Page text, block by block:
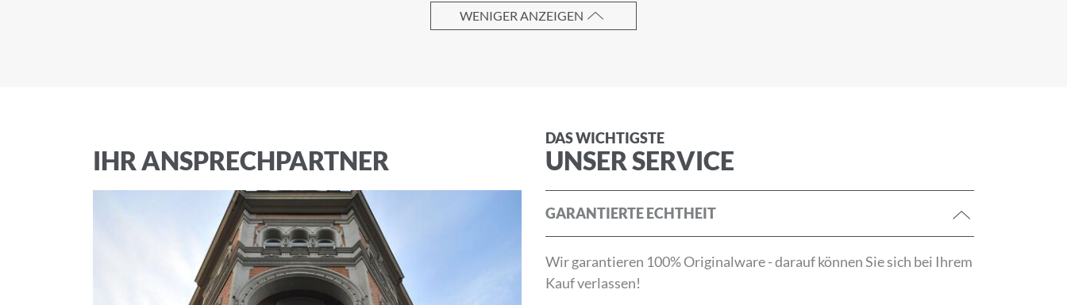
WENIGER ANZEIGEN
IHR ANSPRECHPARTNER
DAS WICHTIGSTE
UNSER SERVICE
GARANTIERTE ECHTHEIT
Wir garantieren 100% Originalware - darauf können Sie sich bei Ihrem
Kauf verlassen!
ABBRECHEN